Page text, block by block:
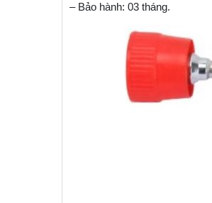
– Bảo hành: 03 tháng.